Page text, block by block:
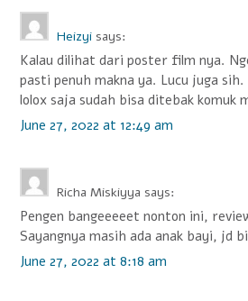
Heizyi says:
Kalau dilihat dari poster film nya.
pasti penuh makna ya. Lucu juga
lolox saja sudah bisa ditebak komuk
June 27, 2022 at 12:49 am
Richa Miskiyya says:
Pengen bangeeeeet nonton ini,
Sayangnya masih ada anak bayi, jd
June 27, 2022 at 8:18 am